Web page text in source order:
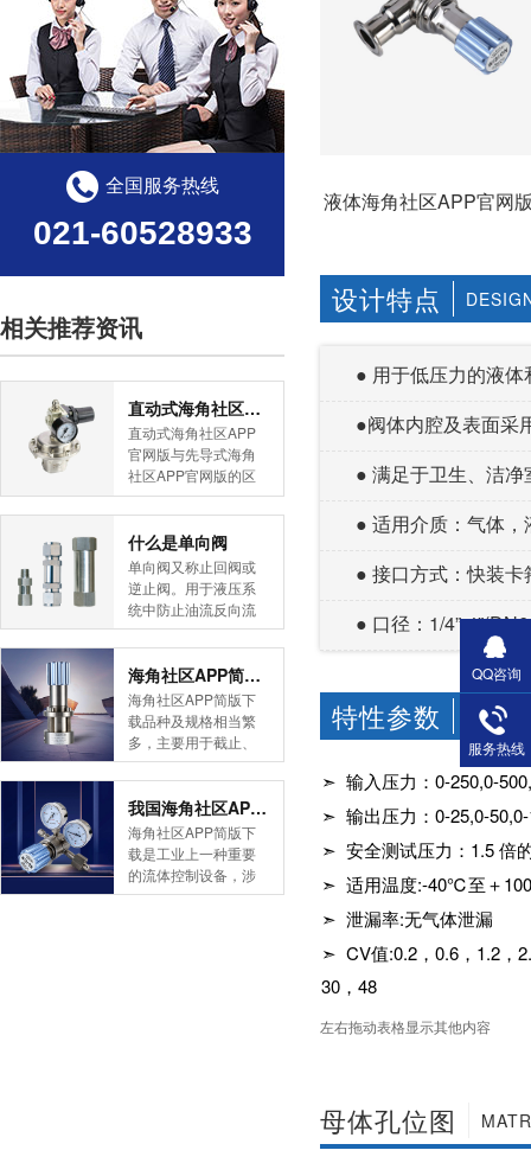
液体海角社区APP官网
设计特点
● 用于低压力的液体
●阀体内腔及表面采
● 满足于卫生、洁净
● 适用介质：气体，
● 接口方式：快装卡箍
● 口径：1/4”-
特性参数
➣ 输入压力：0-250,0-
➣ 输出压力：0-25,0-
➣ 安全测试压力：1.5 倍
➣ 适用温度:-40℃至＋
➣ 泄漏率:无气体泄漏
➣ CV值:0.2，0.6，1.2，2.4
30，48
左右拖动表格显示其他内容
母体孔位图
全国服务热线
021-60528933
相关推荐资讯
直动式海角社区APP官网版与先导式海角社区APP官网版的区别
直动式海角社区APP
官网版与先导式海角
社区APP官网版的区
别是什么？HJBA8海
角论坛海角社区APP
简版下载告诉您！先
导式海角社区APP官
网版是采用控制阀体
内的启闭件的开度来
调节介质的流量，将
介质的压力降低，同
时借助阀后压力的作
用调节启闭件的开
度，使阀后压力保持
在一定范围内，在进
口压力不断变化的情
在设定的范围内，保
护其后的生活生产器
具。本类海角社区
APP简版下载在管......
什么是单向阀
单向阀又称止回阀或
逆止阀。用于液压系
统中防止油流反向流
动,或者用于气动系统
中防止压缩空气逆向
流动。今天HJBA8海
角论坛海角社区APP
简版下载为您介绍一
下什么是单向阀。
一、简介单向阀有直
通式和直角式两种。
直通式单向阀用螺纹
连接安装在管路上。
直角式单向阀有螺纹
连接、板式连接和法
兰连接三种形式。液
海角社区APP简版下载的维护保养方式有哪些
海角社区APP简版下
载品种及规格相当繁
多，主要用于截止、
导流、稳压、分流
等，用途广泛。正确
和有序有效的维护保
养会保护海角社区
APP简版下载，使海
角社区APP简版下载
正常发挥功能并且延
我国海角社区APP简版下载市场的现状及前景如何
海角社区APP简版下
载是工业上一种重要
的流体控制设备，涉
及到国民经济诸多部
QQ咨询
服务热线